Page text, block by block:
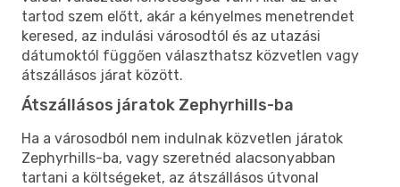
tartod szem előtt, akár a kényelmes menetrendet
keresed, az indulási városodtól és az utazási
dátumoktól függően választhatsz közvetlen vagy
átszállásos járat között.
Átszállásos járatok Zephyrhills-ba
Ha a városodból nem indulnak közvetlen járatok
Zephyrhills-ba, vagy szeretnéd alacsonyabban
tartani a költségeket, az átszállásos útvonal